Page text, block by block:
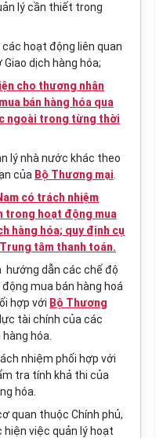
lý cần thiết trong
hoạt động liên quan
dịch hàng hóa;
cho thương nhân
bán hàng hóa qua
ngoài trong từng thời
lý nhà nước khác theo
của Bộ Thương mại
có trách nhiệm
trong hoạt động mua
hàng hóa; quy định cụ
tâm thanh toán.
hướng dẫn các chế độ
mua bán hàng hoá
hợp với Bộ Thương
tài chính của các
hóa.
nhiệm phối hợp với
tra tính khả thi của
hóa.
quan thuộc Chính phủ,
hiện việc quản lý hoạt